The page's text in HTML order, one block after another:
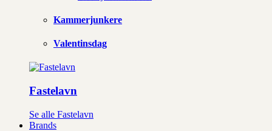
Kammerjunkere
Valentinsdag
Fastelavn
Se alle Fastelavn
Brands
LEVERINGSTID 1-3 HVERDAGE